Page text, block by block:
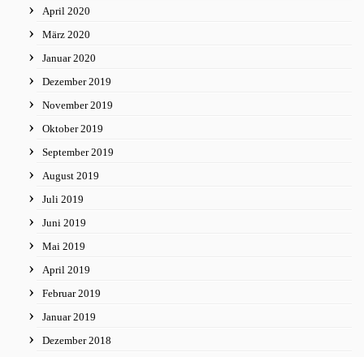
April 2020
März 2020
Januar 2020
Dezember 2019
November 2019
Oktober 2019
September 2019
August 2019
Juli 2019
Juni 2019
Mai 2019
April 2019
Februar 2019
Januar 2019
Dezember 2018